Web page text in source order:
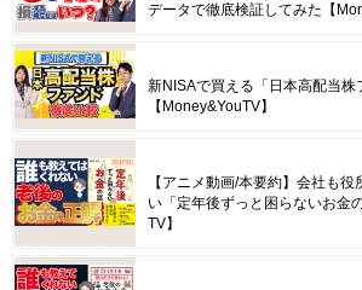
データで徹底検証してみた【
新NISAで買える「日本高配当株
【Money&YouTV】
【アニメ動画/本要約】会社も
い「定年後ずっと困らないお金
TV】